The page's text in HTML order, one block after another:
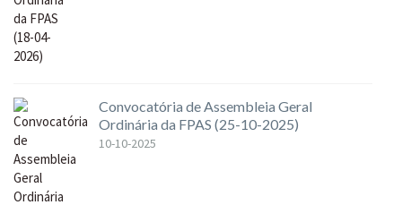
Convocatória de Assembleia Geral
Ordinária da FPAS (25-10-2025)
10-10-2025